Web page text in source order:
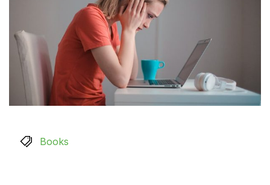
Books